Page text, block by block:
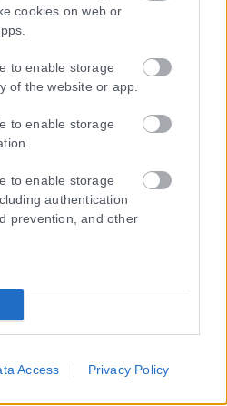
cookies on web or
to enable storage
of the website or app.
to enable storage
to enable storage
authentication
prevention, and other
Access Privacy Policy
(ΕΕ) 2018/334 της Επιτροπής της
μέτρα για την αποτελεσματική